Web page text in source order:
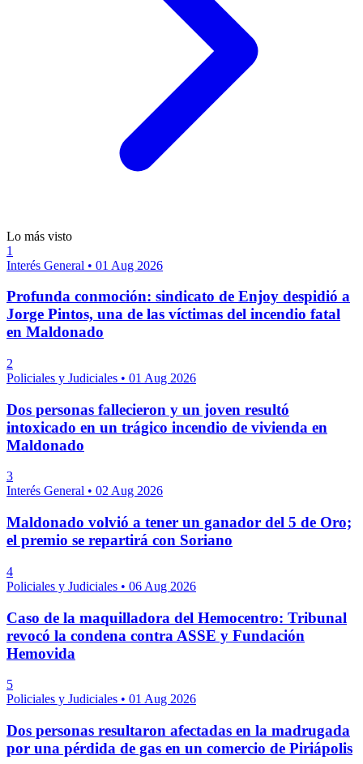
Lo más visto
1
Interés General • 01 Aug 2026
Profunda conmoción: sindicato de Enjoy despidió a
Jorge Pintos, una de las víctimas del incendio fatal
en Maldonado
2
Policiales y Judiciales • 01 Aug 2026
Dos personas fallecieron y un joven resultó
intoxicado en un trágico incendio de vivienda en
Maldonado
3
Interés General • 02 Aug 2026
Maldonado volvió a tener un ganador del 5 de Oro;
el premio se repartirá con Soriano
4
Policiales y Judiciales • 06 Aug 2026
Caso de la maquilladora del Hemocentro: Tribunal
revocó la condena contra ASSE y Fundación
Hemovida
5
Policiales y Judiciales • 01 Aug 2026
Dos personas resultaron afectadas en la madrugada
por una pérdida de gas en un comercio de Piriápolis